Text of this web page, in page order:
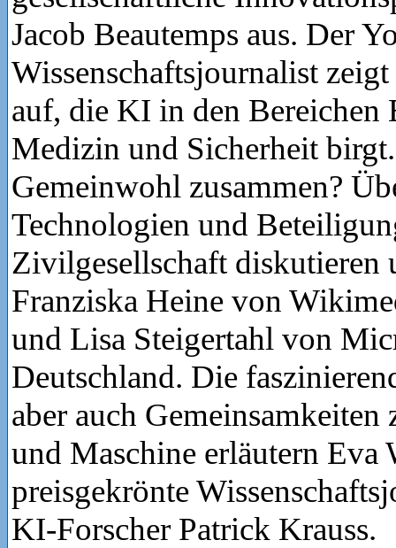
Jacob Beautemps aus. Der
Wissenschaftsjournalist
auf, die KI in den
Medizin und Sicherheit
Gemeinwohl zusammen?
Technologien und
Zivilgesellschaft diskutieren
Franziska Heine von
und Lisa Steigertahl von
Deutschland. Die
aber auch Gemeinsamkeiten
und Maschine erläutern Eva
preisgekrönte
KI-Forscher Patrick Krauss.